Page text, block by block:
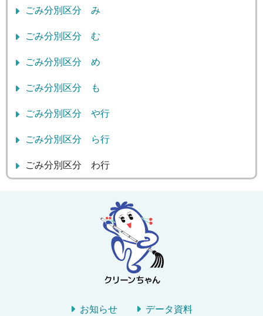
ごみ分別区分 み
ごみ分別区分 む
ごみ分別区分 め
ごみ分別区分 も
ごみ分別区分 や行
ごみ分別区分 ら行
ごみ分別区分 わ行
お知らせ
データ資料